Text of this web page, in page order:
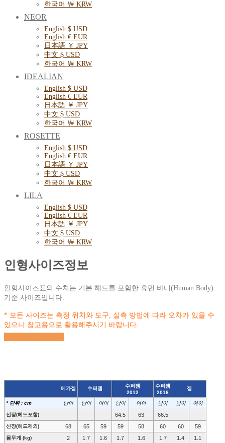
한국어 ￦ KRW
NEOR
English $ USD
English € EUR
日本語 ￥ JPY
中文 $ USD
한국어 ￦ KRW
IDEALIAN
English $ USD
English € EUR
日本語 ￥ JPY
中文 $ USD
한국어 ￦ KRW
ROSETTE
English $ USD
English € EUR
日本語 ￥ JPY
中文 $ USD
한국어 ￦ KRW
LILA
English $ USD
English € EUR
日本語 ￥ JPY
中文 $ USD
한국어 ￦ KRW
인형사이즈정보
인형사이즈표의 수치는 기본 헤드를 포함한 휴먼 바디(Human Body)
기준 사이즈입니다.
* 모든 사이즈는 측정 위치와 도구, 실측 방법에 따라 오차가 있을 수
있으니 참고용으로 활용해주시기 바랍니다.
메가젬 수퍼젬
수퍼젬
2012
수퍼젬
2016
젬
* 단위 : cm 남아 남아 여아 남아 여아 남아 남아 여아
신장(헤드포함) 64.5 63 66.5
신장(헤드제외) 68 65 59 59 58 60 60 59
몸무게 (kg) 2 1.7 1.6 1.7 1.6 1.7 1.4 1.1